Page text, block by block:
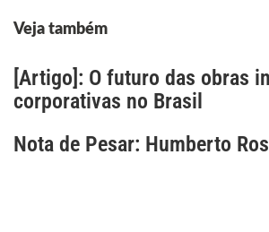
Veja também
[Artigo]: O futuro das obras
corporativas no Brasil
Nota de Pesar: Humberto